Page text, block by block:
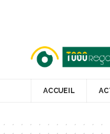
ACCUEIL